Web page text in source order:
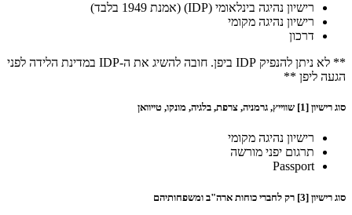
רישיון נהיגה בינלאומי (IDP) (אמנת 1949 בלבד)
רישיון נהיגה מקומי
דרכון
** לא ניתן להנפיק IDP ביפן. חובה להשיג את ה-IDP במדינת הלידה לפני
הגעה ליפן **
סוג רישיון [1] שווייץ, גרמניה, צרפת, בלגיה, מונקו, טייוואן
רישיון נהיגה מקומי
תרגום יפני מורשה
Passport
סוג רישיון [3] רק לחברי כוחות ארה"ב ומשפחותיהם